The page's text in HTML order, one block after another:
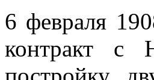
6 февраля
контракт с